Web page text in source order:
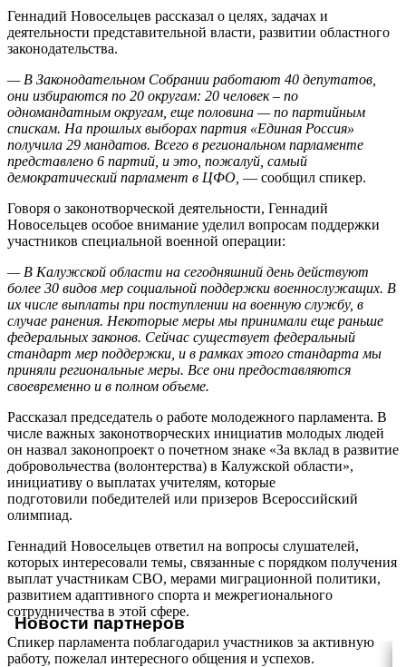
Геннадий Новосельцев рассказал о целях, задачах и
деятельности представительной власти, развитии областного
законодательства.
— В Законодательном Собрании работают 40 депутатов,
они избираются по 20 округам: 20 человек – по
одномандатным округам, еще половина — по партийным
спискам. На прошлых выборах партия «Единая Россия»
получила 29 мандатов. Всего в региональном парламенте
представлено 6 партий, и это, пожалуй, самый
демократический парламент в ЦФО, — сообщил спикер.
Говоря о законотворческой деятельности, Геннадий
Новосельцев особое внимание уделил вопросам поддержки
участников специальной военной операции:
— В Калужской области на сегодняшний день действуют
более 30 видов мер социальной поддержки военнослужащих. В
их числе выплаты при поступлении на военную службу, в
случае ранения. Некоторые меры мы принимали еще раньше
федеральных законов. Сейчас существует федеральный
стандарт мер поддержки, и в рамках этого стандарта мы
приняли региональные меры. Все они предоставляются
своевременно и в полном объеме.
Рассказал председатель о работе молодежного парламента. В
числе важных законотворческих инициатив молодых людей
он назвал законопроект о почетном знаке «За вклад в развитие
добровольчества (волонтерства) в Калужской области»,
инициативу о выплатах учителям, которые
подготовили победителей или призеров Всероссийский
олимпиад.
Геннадий Новосельцев ответил на вопросы слушателей,
которых интересовали темы, связанные с порядком получения
выплат участникам СВО, мерами миграционной политики,
развитием адаптивного спорта и межрегионального
сотрудничества в этой сфере.
Спикер парламента поблагодарил участников за активную
работу, пожелал интересного общения и успехов.
Новости партнеров